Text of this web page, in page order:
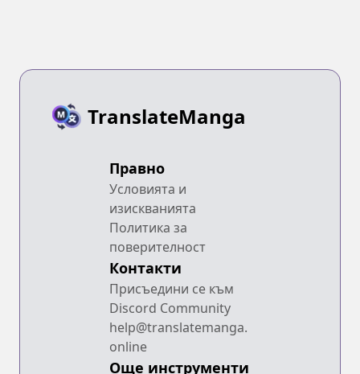
TranslateManga
Правно
Условията и
изискванията
Политика за
поверителност
Контакти
Присъедини се към
Discord Community
help@translatemanga.
online
Още инструменти